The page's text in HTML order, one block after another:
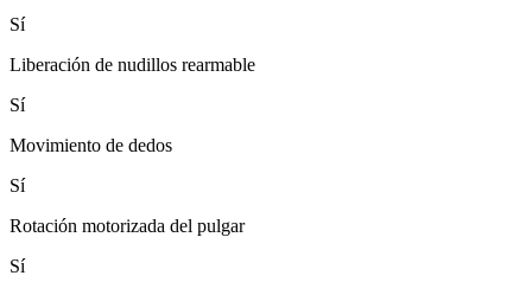
Sí
Liberación de nudillos rearmable
Sí
Movimiento de dedos
Sí
Rotación motorizada del pulgar
Sí